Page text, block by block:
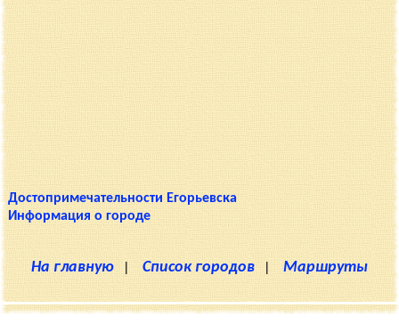
Достопримечательности Егорьевска
Информация о городе
На главную | Список городов | Маршруты